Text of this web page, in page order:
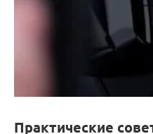
Практические